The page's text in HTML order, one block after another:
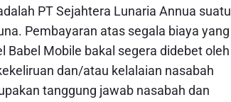
PT Sejahtera Lunaria Annua suatu
Pembayaran atas segala biaya yang
Mobile bakal segera didebet oleh
dan/atau kelalaian nasabah
tanggung jawab nasabah dan